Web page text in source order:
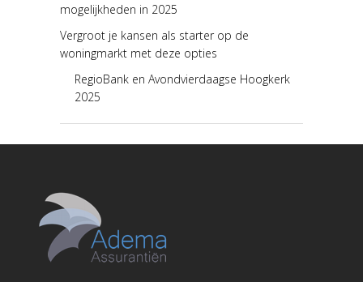
mogelijkheden in 2025
Vergroot je kansen als starter op de
woningmarkt met deze opties
RegioBank en Avondvierdaagse Hoogkerk
2025